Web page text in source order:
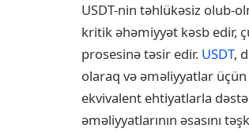
USDT-nin təhlükəsiz olub-
kritik əhəmiyyət kəsb edir,
prosesinə təsir edir. USDT,
olaraq və əməliyyatlar
ekvivalent ehtiyatlarla
əməliyyatlarının əsasını